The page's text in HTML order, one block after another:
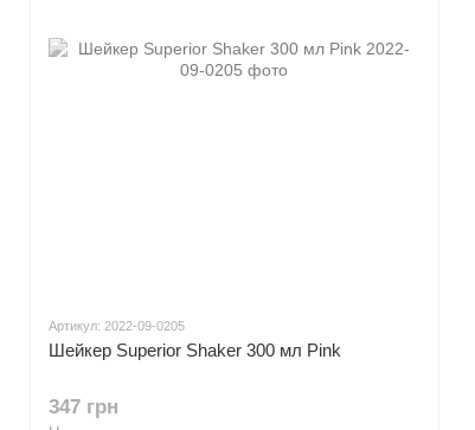
Артикул: 2022-09-0205
Шейкер Superior Shaker 300 мл Pink
347 грн